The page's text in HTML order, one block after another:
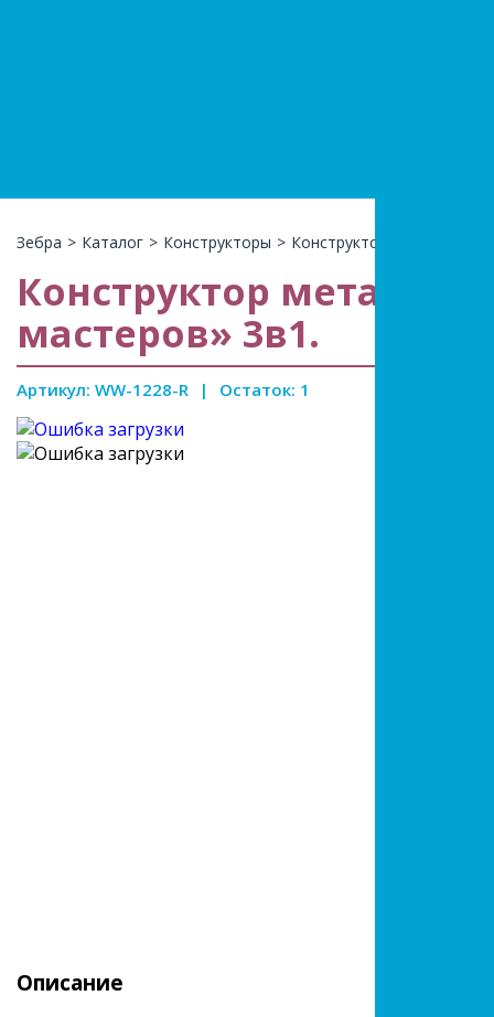
Зебра > Каталог > Конструкторы > Конструктор металл
Конструктор
мастеров» 3в1.
Артикул: WW-1228-R | Остаток: 1
Описание